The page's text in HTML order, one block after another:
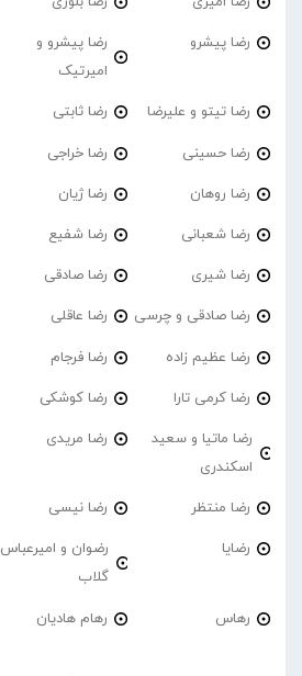
رضا پیشرو
رضا پیشرو و
امیرتیک
رضا تیتو و علیرضا رضا ثابتی
رضا حسینی رضا خراجی
رضا روهان رضا ژیان
رضا شعبانی رضا شفیع
رضا شیری رضا صادقی
رضا صادقی و چرسی رضا عاقلی
رضا عظیم زاده رضا فرجام
رضا کرمی تارا رضا کوشکی
رضا ماتیا و سعید
اسکندری
رضا مریدی
رضا منتظر رضا نیسی
رضایا
رضوان و امیرعباس
گلاب
رهاس رهام هادیان